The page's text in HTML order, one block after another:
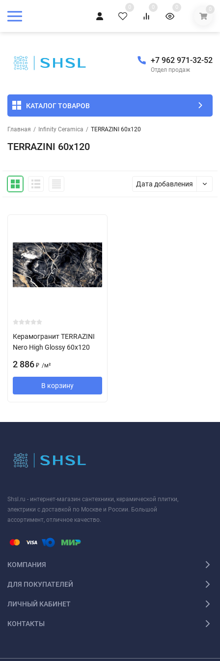
0 0 0 0
+7 962 971-32-52
Отдел продаж
КАТАЛОГ ТОВАРОВ
Главная / Infinity Ceramica / TERRAZINI 60x120
TERRAZINI 60x120
Дата добавления
Керамогранит TERRAZINI
Nero High Glossy 60x120
2 886 ₽ /м²
В корзину
Shsl.ru - интернет-магазин сантехники, керамической плитки,
электрики с доставкой по Москве и России. Большой
ассортимент, отличное качество.
КОМПАНИЯ
ДЛЯ ПОКУПАТЕЛЕЙ
ЛИЧНЫЙ КАБИНЕТ
КОНТАКТЫ